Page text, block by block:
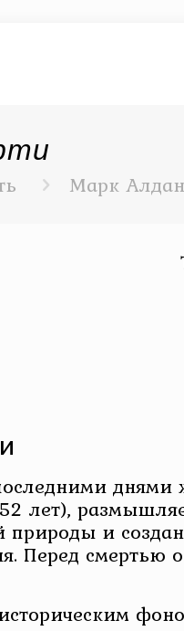
Марк
лет),
природы и
Перед смертью